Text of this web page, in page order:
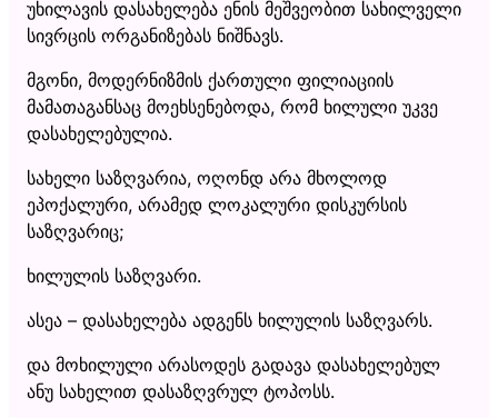
უხილავის დასახელება ენის მეშვეობით სახილველი
სივრცის ორგანიზებას ნიშნავს.
მგონი, მოდერნიზმის ქართული ფილიაციის
მამათაგანსაც მოეხსენებოდა, რომ ხილული უკვე
დასახელებულია.
სახელი საზღვარია, ოღონდ არა მხოლოდ
ეპოქალური, არამედ ლოკალური დისკურსის
საზღვარიც;
ხილულის საზღვარი.
ასეა – დასახელება ადგენს ხილულის საზღვარს.
და მოხილული არასოდეს გადავა დასახელებულ
ანუ სახელით დასაზღვრულ ტოპოსს.